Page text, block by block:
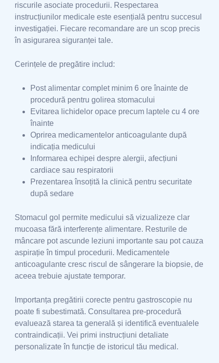
riscurile asociate procedurii. Respectarea
instrucțiunilor medicale este esențială pentru succesul
investigației. Fiecare recomandare are un scop precis
în asigurarea siguranței tale.
Cerințele de pregătire includ:
Post alimentar complet minim 6 ore înainte de
procedură pentru golirea stomacului
Evitarea lichidelor opace precum laptele cu 4 ore
înainte
Oprirea medicamentelor anticoagulante după
indicația medicului
Informarea echipei despre alergii, afecțiuni
cardiace sau respiratorii
Prezentarea însoțită la clinică pentru securitate
după sedare
Stomacul gol permite medicului să vizualizeze clar
mucoasa fără interferențe alimentare. Resturile de
mâncare pot ascunde leziuni importante sau pot cauza
aspirație în timpul procedurii. Medicamentele
anticoagulante cresc riscul de sângerare la biopsie, de
aceea trebuie ajustate temporar.
Importanța pregătirii corecte pentru gastroscopie nu
poate fi subestimată. Consultarea pre-procedură
evaluează starea ta generală și identifică eventualele
contraindicații. Vei primi instrucțiuni detaliate
personalizate în funcție de istoricul tău medical.